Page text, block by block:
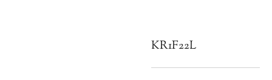
KR1F22L